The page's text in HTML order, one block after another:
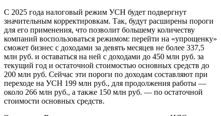
С 2025 года налоговый режим УСН будет подвергнут
значительным корректировкам. Так, будут расширены пороги
для его применения, что позволит большему количеству
компаний воспользоваться режимом: перейти на «упрощенку»
сможет бизнес с доходами за девять месяцев не более 337,5
млн руб. и оставаться на ней с доходами до 450 млн руб. за
текущий год и остаточной стоимостью основных средств до
200 млн руб. Сейчас эти пороги по доходам составляют при
переходе на УСН 199 млн руб., для продолжения работы —
около 266 млн руб., а также 150 млн руб. — по остаточной
стоимости основных средств.